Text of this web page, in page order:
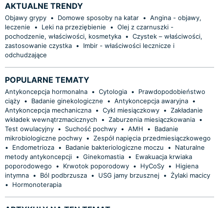
AKTUALNE TRENDY
Objawy grypy • Domowe sposoby na katar • Angina - objawy,
leczenie
• Leki na przeziębienie • Olej z czarnuszki -
pochodzenie, właściwości, kosmetyka • Czystek – właściwości,
zastosowanie czystka •
Imbir - właściwości lecznicze i
odchudzające
POPULARNE TEMATY
Antykoncepcja hormonalna • Cytologia •
Prawdopodobieństwo
ciąży • Badanie ginekologiczne • Antykoncepcja awaryjna •
Antykoncepcja mechaniczna • Cykl miesiączkowy • Zakładanie
wkładek wewnątrzmacicznych
• Zaburzenia miesiączkowania •
Test owulacyjny • Suchość pochwy • AMH •
Badanie
mikrobiologiczne pochwy • Zespół napięcia przedmiesiączkowego
•
Endometrioza • Badanie bakteriologiczne moczu •
Naturalne
metody antykoncepcji • Ginekomastia •
Ewakuacja krwiaka
poporodowego
• Krwotok poporodowy • HyCoSy •
Higiena
intymna • Ból podbrzusza • USG jamy brzusznej • Żylaki macicy
•
Hormonoterapia